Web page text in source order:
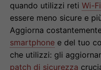
quando utilizzi reti Wi-Fi
essere meno sicure e
Aggiorna
smartphone e del tuo
che utilizzi: gli
patch di sicurezza